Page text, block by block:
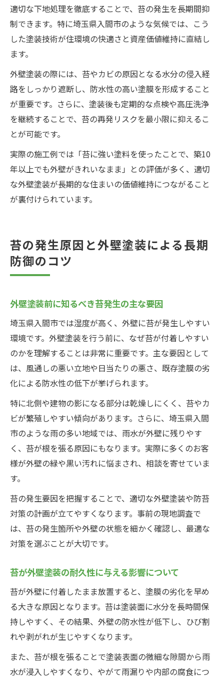
適切な下地処理を徹底することで、苔の発生を長期間抑
制できます。特に埼玉県入間市のような気候では、こう
した塗装技術が住環境の快適さと資産価値維持に直結し
ます。
外壁塗装の際には、苔やカビの原因となる水分の侵入経
路をしっかり遮断し、防水性の高い塗膜を形成すること
が重要です。さらに、塗装後も定期的な点検や高圧洗浄
を継続することで、苔の再発リスクを最小限に抑えるこ
とが可能です。
実際の施工例では「苔に強い塗料を使ったことで、築10
年以上でも外壁がきれいなまま」との評価が多く、適切
な外壁塗装が長期的な住まいの価値維持につながること
が裏付けられています。
苔の発生原因と外壁塗装による長期
防御のコツ
外壁塗装前に知るべき苔発生の主な要因
埼玉県入間市では湿度が高く、外壁に苔が発生しやすい
環境です。外壁塗装を行う前に、なぜ苔が付着しやすい
のかを理解することは非常に重要です。主な要因として
は、風通しの悪い立地や日当たりの悪さ、既存塗膜の劣
化による防水性の低下が挙げられます。
特に北側や建物の影になる部分は乾燥しにくく、苔やカ
ビが繁殖しやすい傾向があります。さらに、埼玉県入間
市のような雨の多い地域では、雨水が外壁に残りやす
く、苔が根を張る原因にもなります。実際に多くのお客
様が外壁の緑や黒い汚れに悩まされ、相談を寄せていま
す。
苔の発生要因を把握することで、適切な外壁塗装や防苔
対策の計画が立てやすくなります。事前の現地調査で
は、苔の発生箇所や外壁の状態を細かく確認し、最適な
対策を選ぶことが大切です。
苔が外壁塗装の耐久性に与える影響について
苔が外壁に付着したまま放置すると、塗膜の劣化を早め
る大きな原因となります。苔は塗装面に水分を長時間保
持しやすく、その結果、外壁の防水性が低下し、ひび割
れや剥がれが生じやすくなります。
また、苔が根を張ることで塗装表面の微細な隙間から雨
水が浸入しやすくなり、やがて雨漏りや内部の腐食につ